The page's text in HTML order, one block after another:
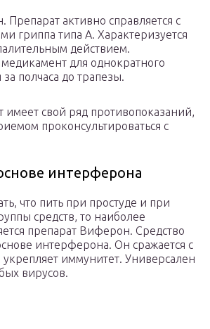
активно справляется с
гриппа типа А. Характеризуется
действием.
медикамент для однократного
полчаса до трапезы.
имеет свой ряд противопоказаний,
проконсультироваться с
интерферона
что пить при простуде и при
средств, то наиболее
препарат Виферон. Средство
интерферона. Он сражается с
иммунитет. Универсален
вирусов.